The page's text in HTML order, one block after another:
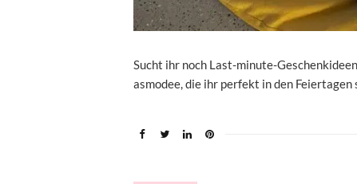
Sucht ihr noch Last-minute-
asmodee, die ihr perfekt in den Feiertagen